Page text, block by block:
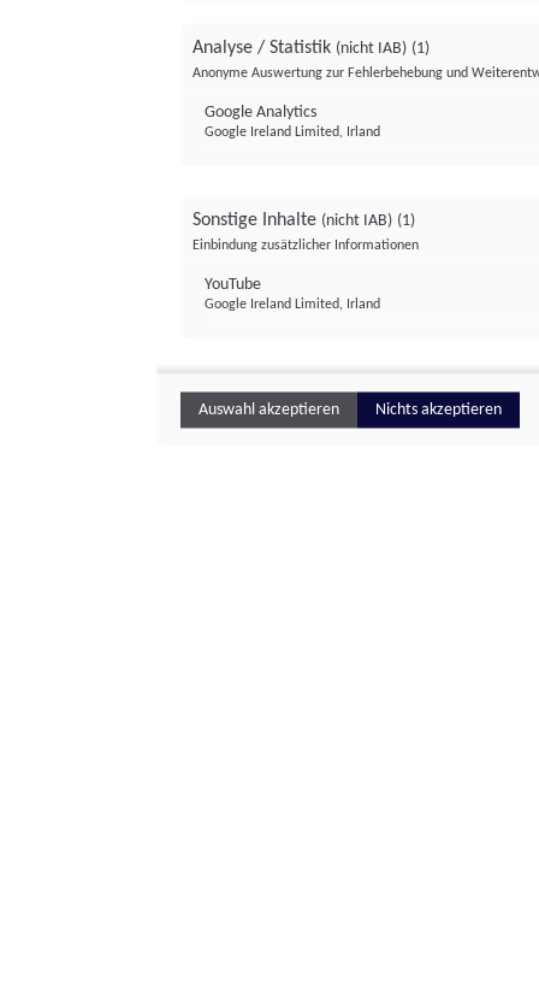
Analyse / Statistik (nicht IAB) (1)
Anonyme Auswertung zur Fehlerbehebung und
Google Analytics
Google Ireland Limited, Irland
Sonstige Inhalte (nicht IAB) (1)
Einbindung zusätzlicher Informationen
YouTube
Google Ireland Limited, Irland
Auswahl akzeptieren Nichts akzeptieren